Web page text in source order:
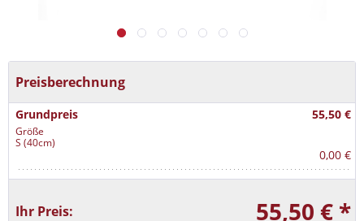
Preisberechnung
Grundpreis 55,50 €
Größe
S (40cm)
0,00 €
Ihr Preis: 55,50 € *